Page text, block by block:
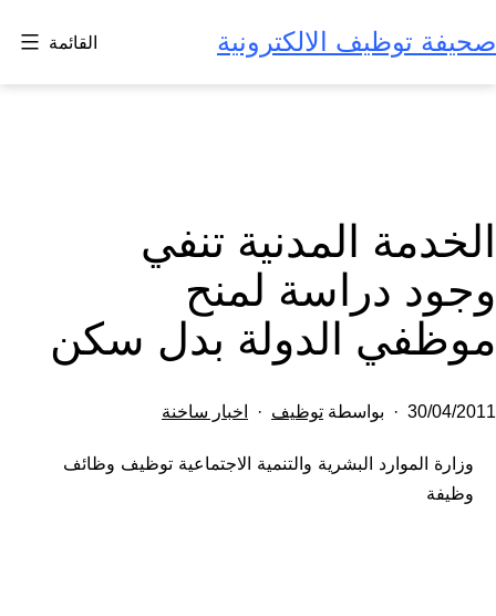
إلى
المحتوى
صحيفة توظيف الالكترونية القائمة
الخدمة المدنية تنفي
وجود دراسة لمنح
موظفي الدولة بدل سكن
تم
في
30/04/2011 بواسطة توظيف
مصنف
اخبار ساخنة
وزارة الموارد البشرية والتنمية الاجتماعية توظيف وظائف
وظيفة